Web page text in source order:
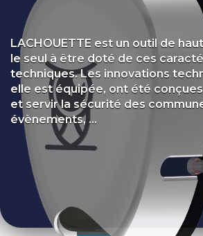
LACHOUETTE est un outil de
le seul à être doté de ces
techniques. Les innovations
elle est équipée, ont été
et servir la sécurité des
évènements, ...